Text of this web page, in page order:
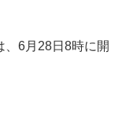
6月28日8時に開